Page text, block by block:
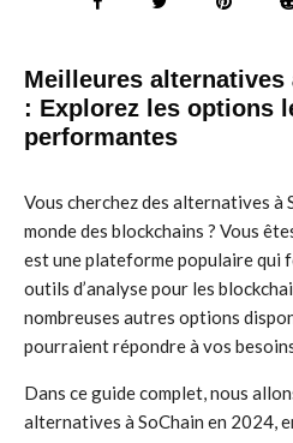
Meilleures alternatives
: Explorez les options
performantes
Vous cherchez des alternatives à
monde des blockchains ? Vous
est une plateforme populaire qui
outils d’analyse pour les
nombreuses autres options
pourraient répondre à vos
Dans ce guide complet, nous
alternatives à SoChain en 2024,